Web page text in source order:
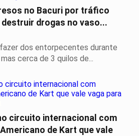
no Bacuri por tráfico
drogas no vaso...
dos entorpecentes durante
cerca de 3 quilos de...
circuito internacional com
de Kart que vale